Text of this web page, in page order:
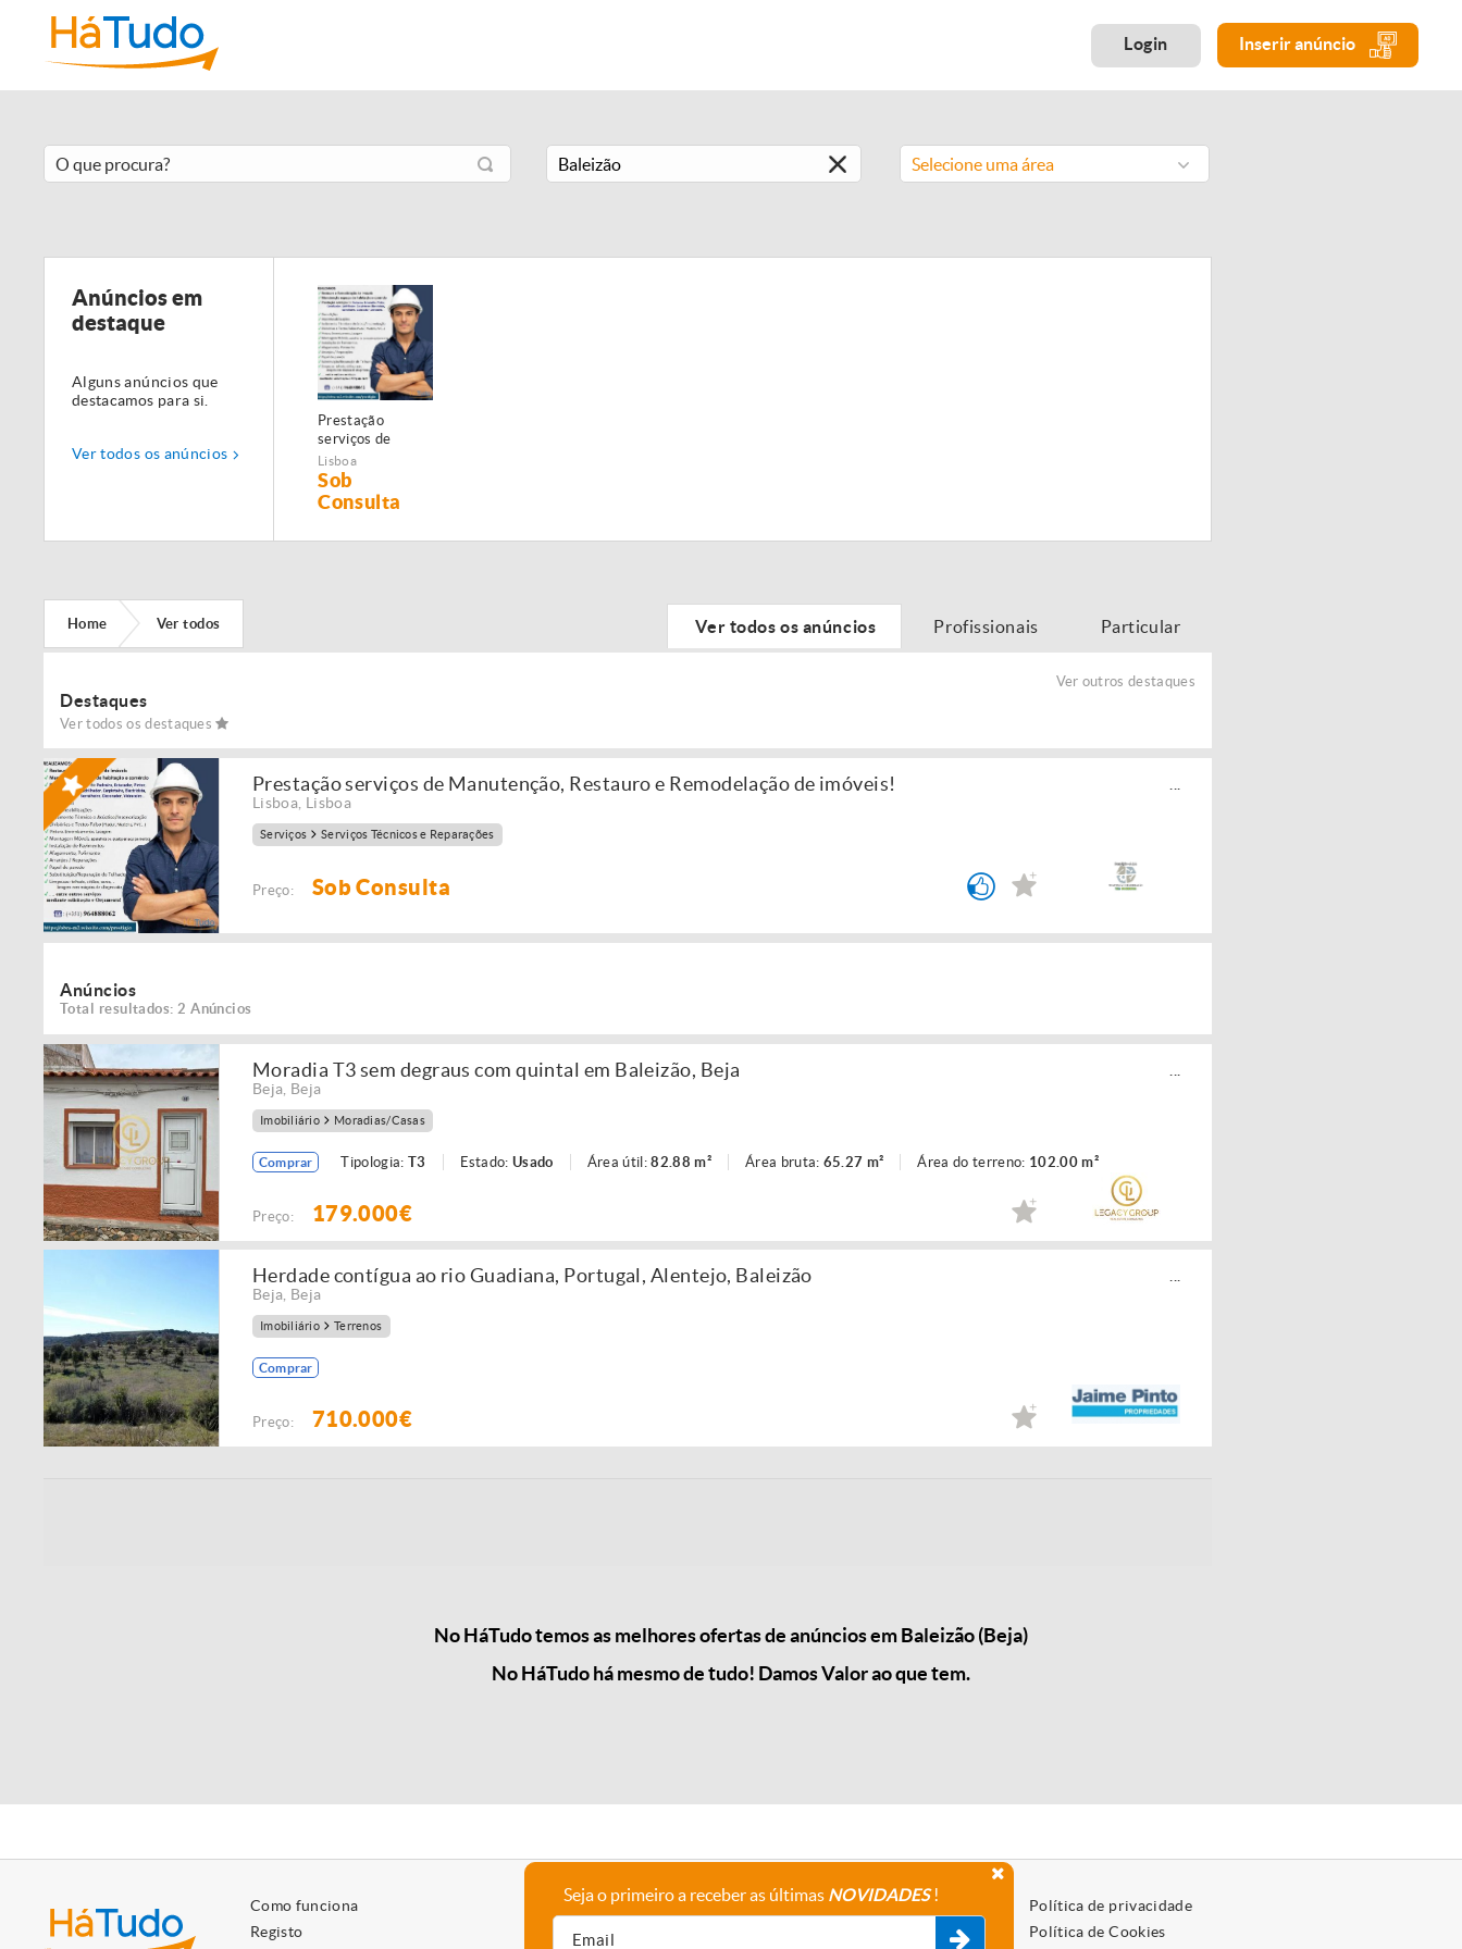
Login Inserir anúncio
Selecione uma área
Anúncios em
destaque
Alguns anúncios que
destacamos para si.
Ver todos os anúncios
Prestação
serviços de
Manutenção,
Restauro e
Remodelação de
imóveis!
Lisboa
Sob
Consulta
Home Ver todos Ver todos os anúncios Profissionais Particular
Ver outros destaques
Destaques
Ver todos os destaques
Prestação serviços de Manutenção, Restauro e Remodelação de imóveis!
Lisboa Lisboa
Serviços Serviços Técnicos e Reparações
Preço: Sob Consulta
Anúncios
Total resultados: 2 Anúncios
Moradia T3 sem degraus com quintal em Baleizão, Beja
Beja Beja
Imobiliário Moradias/Casas
Comprar Tipologia: T3 Estado:Usado Área útil:82.88 m² Área bruta: 65.27 m² Área do terreno: 102.00 m²
Preço: 179.000€
Herdade contígua ao rio Guadiana, Portugal, Alentejo, Baleizão
Beja Beja
Imobiliário Terrenos
Comprar
Preço: 710.000€
No HáTudo temos as melhores ofertas de anúncios em Baleizão (Beja)
No HáTudo há mesmo de tudo! Damos Valor ao que tem.
Como funciona
Registo
A empresa
Política de privacidade
Política de Cookies
Seja o primeiro a receber as últimas NOVIDADES!